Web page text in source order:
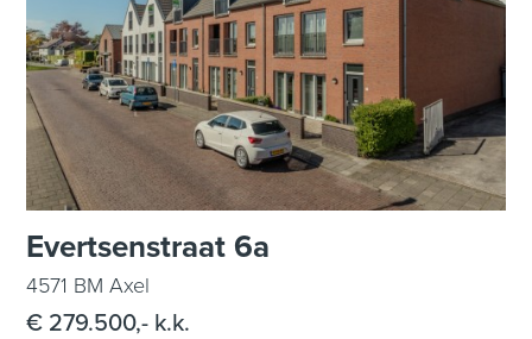
Evertsenstraat 6a
4571 BM Axel
€ 279.500,- k.k.